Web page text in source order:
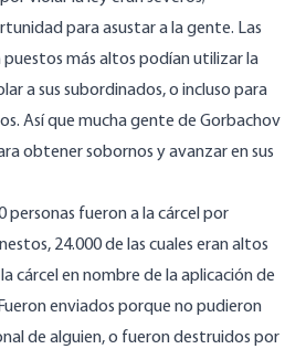
para asustar a la gente. Las
más altos podían utilizar la
a sus subordinados, o incluso para
Así que mucha gente de Gorbachov
obtener sobornos y avanzar en sus
personas fueron a la cárcel por
24.000 de las cuales eran altos
cárcel en nombre de la aplicación de
enviados porque no pudieron
de alguien, o fueron destruidos por